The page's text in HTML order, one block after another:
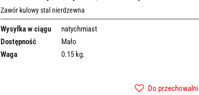
Zawór kulowy stal nierdzewna
Wysyłka w ciągu
natychmiast
Dostępność
Mało
Waga
0.15 kg.
Do przechowalni